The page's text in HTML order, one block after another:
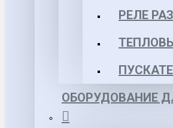
РЕЛЕ
ОБОРУДОВАНИЕ